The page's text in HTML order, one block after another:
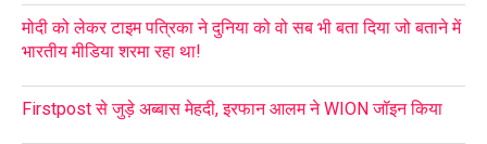
मोदी को लेकर टाइम पत्रिका ने दुनिया को वो सब भी बता दिया जो बताने में
भारतीय मीडिया शरमा रहा था!
Firstpost से जुड़े अब्बास मेहदी, इरफान आलम ने WION जॉइन किया